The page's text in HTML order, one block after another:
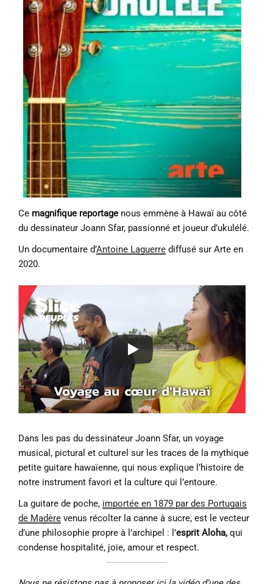
Ce magnifique reportage nous emmène à Hawaï au côté
du dessinateur Joann Sfar, passionné et joueur d’ukulélé.
Un documentaire d’Antoine Laguerre diffusé sur Arte en
2020.
Dans les pas du dessinateur Joann Sfar, un voyage
musical, pictural et culturel sur les traces de la mythique
petite guitare hawaïenne, qui nous explique l’histoire de
notre instrument favori et la culture qui l’entoure.
La guitare de poche, importée en 1879 par des Portugais
de Madère venus récolter la canne à sucre, est le vecteur
d’une philosophie propre à l’archipel : l’esprit Aloha, qui
condense hospitalité, joie, amour et respect.